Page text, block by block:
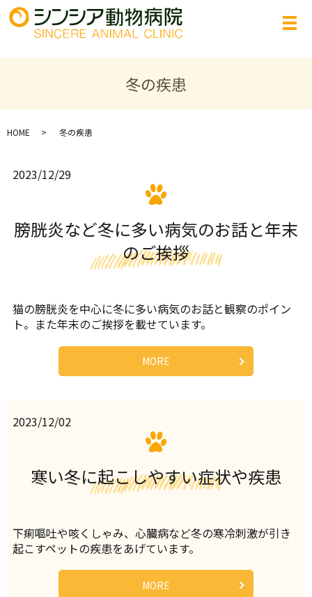
冬の疾患
HOME 冬の疾患
2023/12/29
膀胱炎など冬に多い病気のお話と年末
のご挨拶
猫の膀胱炎を中心に冬に多い病気のお話と観察のポイン
ト。また年末のご挨拶を載せています。
MORE
2023/12/02
寒い冬に起こしやすい症状や疾患
下痢嘔吐や咳くしゃみ、心臓病など冬の寒冷刺激が引き
起こすペットの疾患をあげています。
MORE